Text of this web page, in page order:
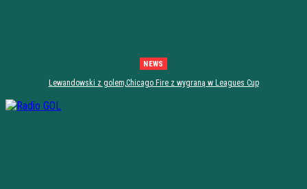
NEWS
Lewandowski z golem,Chicago Fire z wygraną w Leagues Cup